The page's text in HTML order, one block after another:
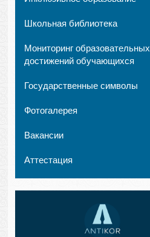
Школьная библиотека
Мониторинг образовательных
достижений обучающихся
Государственные символы
Фотогалерея
Вакансии
Аттестация